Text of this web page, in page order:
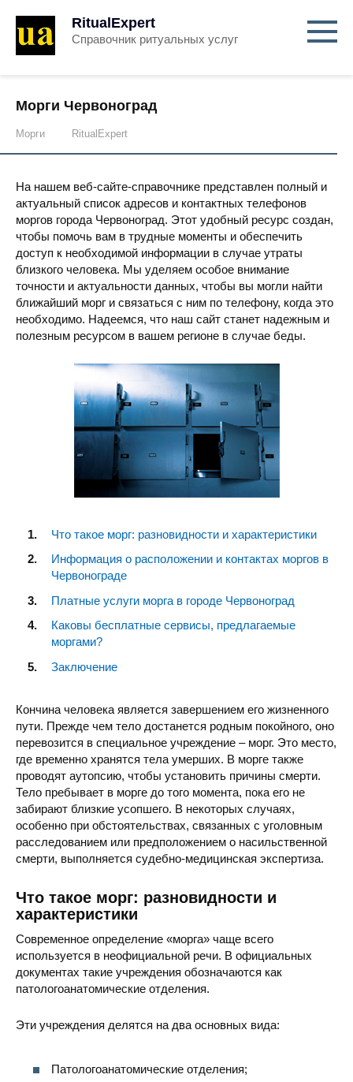
RitualExpert
Справочник ритуальных услуг
Морги Червоноград
Морги RitualExpert
На нашем веб-сайте-справочнике представлен полный и
актуальный список адресов и контактных телефонов
моргов города Червоноград. Этот удобный ресурс создан,
чтобы помочь вам в трудные моменты и обеспечить
доступ к необходимой информации в случае утраты
близкого человека. Мы уделяем особое внимание
точности и актуальности данных, чтобы вы могли найти
ближайший морг и связаться с ним по телефону, когда это
необходимо. Надеемся, что наш сайт станет надежным и
полезным ресурсом в вашем регионе в случае беды.
Что такое морг: разновидности и характеристики
Информация о расположении и контактах моргов в
Червонограде
Платные услуги морга в городе Червоноград
Каковы бесплатные сервисы, предлагаемые
моргами?
Заключение
Кончина человека является завершением его жизненного
пути. Прежде чем тело достанется родным покойного, оно
перевозится в специальное учреждение – морг. Это место,
где временно хранятся тела умерших. В морге также
проводят аутопсию, чтобы установить причины смерти.
Тело пребывает в морге до того момента, пока его не
забирают близкие усопшего. В некоторых случаях,
особенно при обстоятельствах, связанных с уголовным
расследованием или предположением о насильственной
смерти, выполняется судебно-медицинская экспертиза.
Что такое морг: разновидности и
характеристики
Современное определение «морга» чаще всего
используется в неофициальной речи. В официальных
документах такие учреждения обозначаются как
патологоанатомические отделения.
Эти учреждения делятся на два основных вида:
Патологоанатомические отделения;